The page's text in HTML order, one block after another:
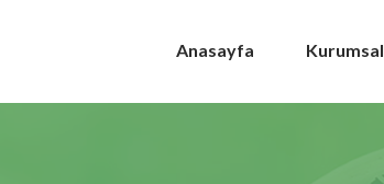
Anasayfa Kurumsal